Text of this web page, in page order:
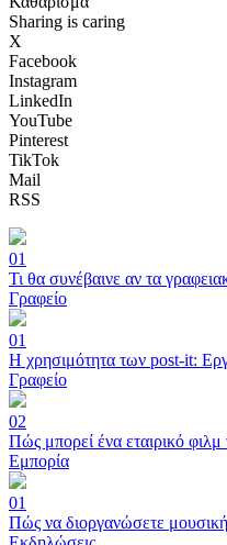
Sharing is caring
X
Facebook
Instagram
LinkedIn
YouTube
Pinterest
TikTok
Mail
RSS
01
Τι θα συνέβαινε αν τα
Γραφείο
01
Η χρησιμότητα των post-it:
Γραφείο
02
Πώς μπορεί ένα εταιρικό
Εμπορία
01
Πώς να διοργανώσετε